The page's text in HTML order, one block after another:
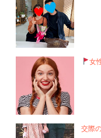
女
交際